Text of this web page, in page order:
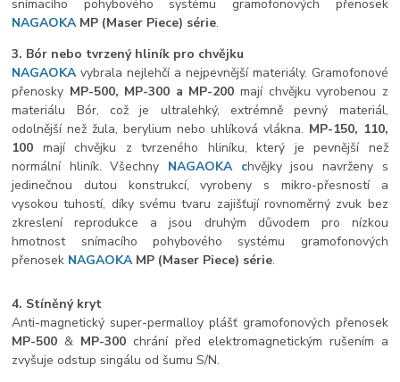
snímacího pohybového systému gramofonových přenosek
NAGAOKA MP (Maser Piece) série.
3. Bór nebo tvrzený hliník pro chvějku
NAGAOKAvybrala nejlehčí a nejpevnější materiály. Gramofonové
přenosky MP-500, MP-300 a MP-200 mají chvějku vyrobenou z
materiálu Bór, což je ultralehký, extrémně pevný materiál,
odolnější než žula, berylium nebo uhlíková vlákna. MP-150, 110,
100 mají chvějku z tvrzeného hliníku, který je pevnější než
normální hliník. Všechny NAGAOKA chvějky jsou navrženy s
jedinečnou dutou konstrukcí, vyrobeny s mikro-přesností a
vysokou tuhostí, díky svému tvaru zajišťují rovnoměrný zvuk bez
zkreslení reprodukce a jsou druhým důvodem pro nízkou
hmotnost snímacího pohybového systému gramofonových
přenosek NAGAOKA MP (Maser Piece) série.
4. Stíněný kryt
Anti-magnetický super-permalloy plášť gramofonových přenosek
MP-500 & MP-300 chrání před elektromagnetickým rušením a
zvyšuje odstup singálu od šumu S/N.